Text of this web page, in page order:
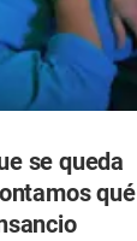
se queda
qué